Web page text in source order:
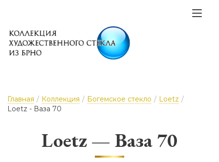
Главная / Коллекция / Богемское стекло / Loetz /
Loetz - Ваза 70
Loetz — Ваза 70